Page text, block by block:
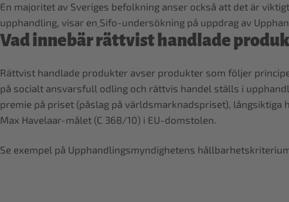
En majoritet av Sveriges befolkning anser också att det är
upphandling, visar en Sifo-undersökning på uppdrag av
Vad innebär rättvist handlade
Rättvist handlade produkter avser produkter som följer
på socialt ansvarsfull odling och rättvis handel ställs i
premie på priset (påslag på världsmarknadspriset),
Max Havelaar-målet (C 368/10) i EU-domstolen.
Se exempel på Upphandlingsmyndighetens